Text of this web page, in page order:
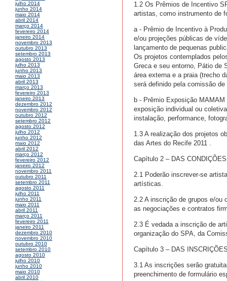
julho 2014
junho 2014
maio 2014
abril 2014
março 2014
fevereiro 2014
janeiro 2014
novembro 2013
outubro 2013
setembro 2013
agosto 2013
julho 2013
junho 2013
maio 2013
abril 2013
março 2013
fevereiro 2013
janeiro 2013
dezembro 2012
novembro 2012
outubro 2012
setembro 2012
agosto 2012
julho 2012
junho 2012
maio 2012
abril 2012
março 2012
fevereiro 2012
janeiro 2012
novembro 2011
outubro 2011
setembro 2011
agosto 2011
julho 2011
junho 2011
maio 2011
abril 2011
março 2011
fevereiro 2011
janeiro 2011
dezembro 2010
novembro 2010
outubro 2010
setembro 2010
agosto 2010
julho 2010
junho 2010
maio 2010
abril 2010
1.2 Os Prêmios de Incentivo
artistas, como instrumento de
a - Prêmio de Incentivo à
e/ou projeções públicas de
lançamento de pequenas
Os projetos contemplados
Greca e seu entorno, Pátio de
área externa e a praia (trecho
será definido pela comissão
b - Prêmio Exposição
exposição individual ou
instalação, performance,
1.3 A realização dos projetos
das Artes do Recife 2011 .
Capítulo 2 – DAS
2.1 Poderão inscrever-se
artísticas.
2.2 A inscrição de grupos e/ou
as negociações e contratos
2.3 É vedada a inscrição de
organização do SPA, da
Capítulo 3 – DAS
3.1 As inscrições serão
preenchimento de formulário